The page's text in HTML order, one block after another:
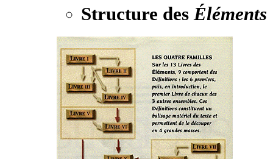
Structure desÉléments